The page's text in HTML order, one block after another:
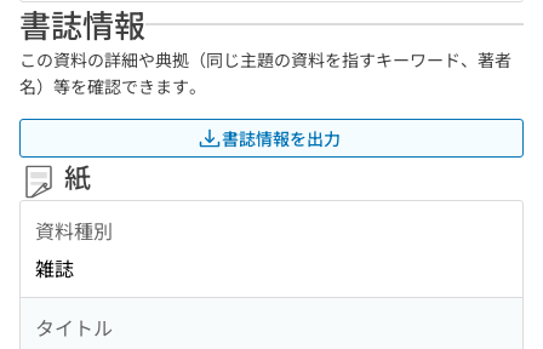
書誌情報
この資料の詳細や典拠（同じ主題の資料を指すキーワード、著者
名）等を確認できます。
書誌情報を出力
紙
資料種別
雑誌
タイトル